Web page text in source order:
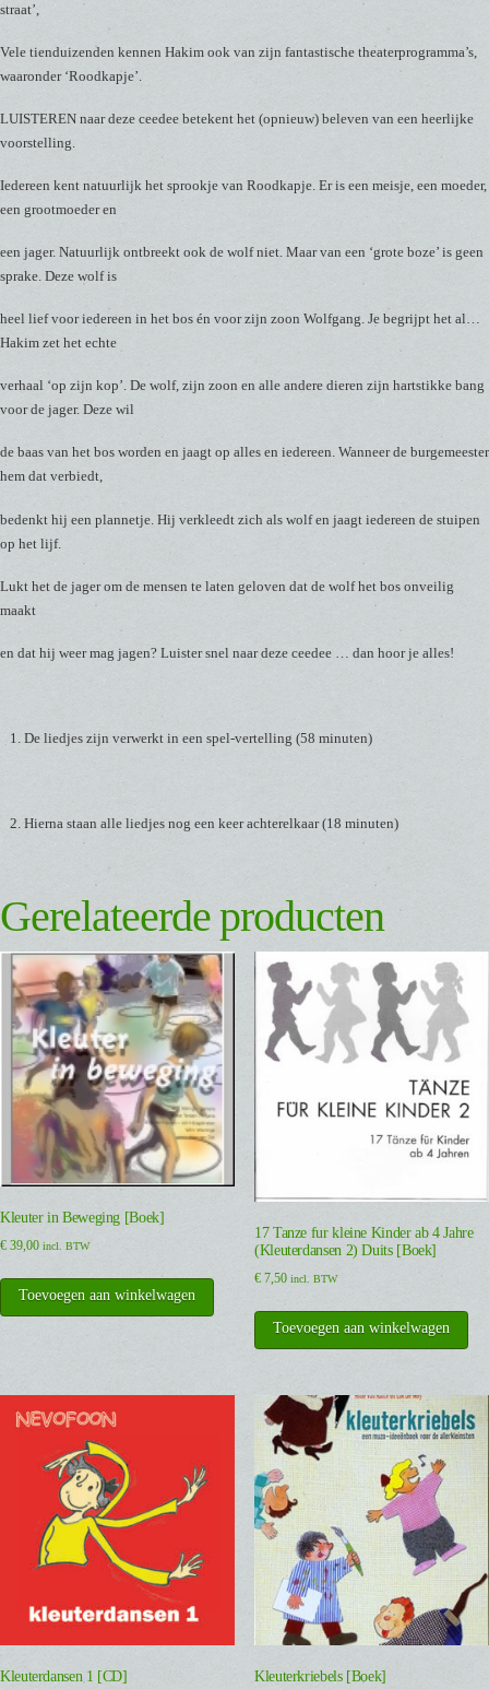
straat’,
Vele tienduizenden kennen Hakim ook van zijn fantastische theaterprogramma’s,
waaronder ‘Roodkapje’.
LUISTEREN naar deze ceedee betekent het (opnieuw) beleven van een heerlijke
voorstelling.
Iedereen kent natuurlijk het sprookje van Roodkapje. Er is een meisje, een moeder,
een grootmoeder en
een jager. Natuurlijk ontbreekt ook de wolf niet. Maar van een ‘grote boze’ is geen
sprake. Deze wolf is
heel lief voor iedereen in het bos én voor zijn zoon Wolfgang. Je begrijpt het al…
Hakim zet het echte
verhaal ‘op zijn kop’. De wolf, zijn zoon en alle andere dieren zijn hartstikke bang
voor de jager. Deze wil
de baas van het bos worden en jaagt op alles en iedereen. Wanneer de burgemeester
hem dat verbiedt,
bedenkt hij een plannetje. Hij verkleedt zich als wolf en jaagt iedereen de stuipen
op het lijf.
Lukt het de jager om de mensen te laten geloven dat de wolf het bos onveilig
maakt
en dat hij weer mag jagen? Luister snel naar deze ceedee … dan hoor je alles!
De liedjes zijn verwerkt in een spel-vertelling (58 minuten)
Hierna staan alle liedjes nog een keer achterelkaar (18 minuten)
Gerelateerde producten
Kleuter in Beweging [Boek]
€ 39,00 incl. BTW
Toevoegen aan winkelwagen
17 Tanze fur kleine Kinder ab 4 Jahre
(Kleuterdansen 2) Duits [Boek]
€7,50 incl. BTW
Toevoegen aan winkelwagen
Kleuterdansen 1 [CD] Kleuterkriebels [Boek]